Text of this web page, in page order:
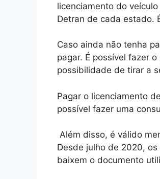
licenciamento do
Detran de cada estado.
Caso ainda não tenha
pagar. É possível fazer
possibilidade de tirar a
Pagar o licenciamento
possível fazer uma
Além disso, é válido
Desde julho de 2020,
baixem o documento